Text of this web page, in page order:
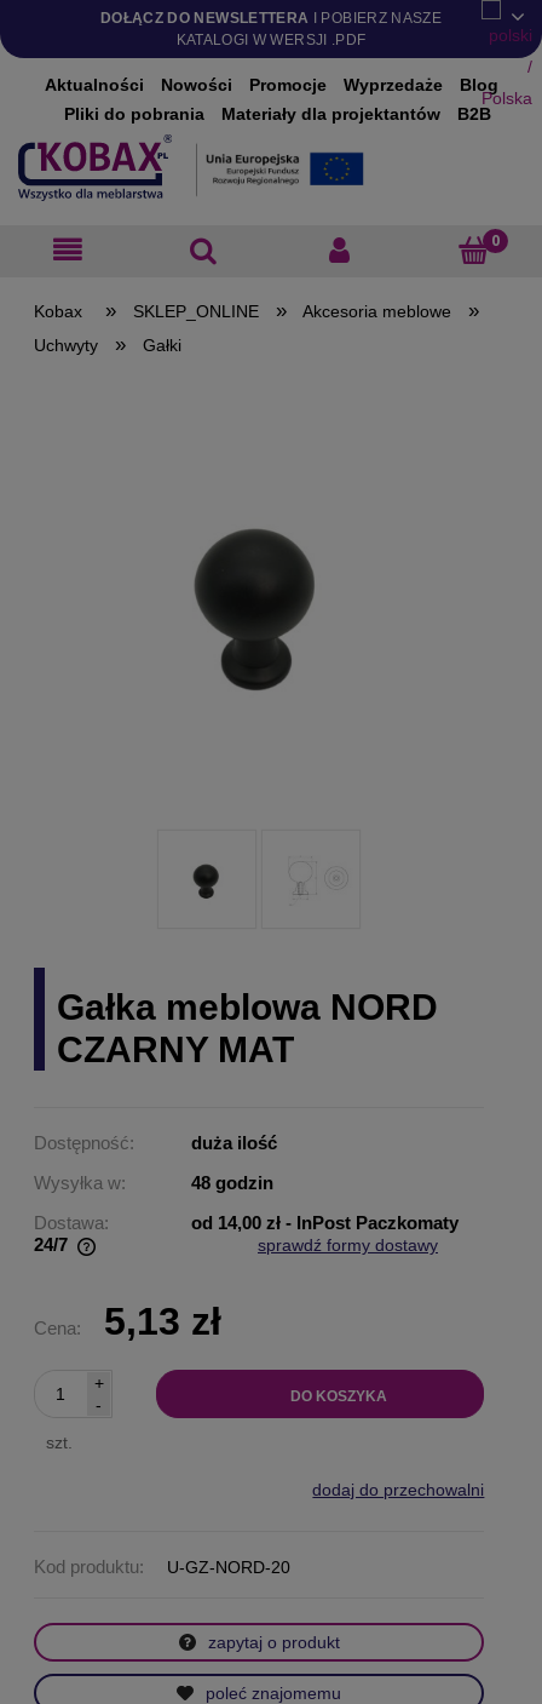
DOŁĄCZ DO NEWSLETTERA I POBIERZ NASZE
KATALOGI W WERSJI .PDF
Aktualności Nowości Promocje Wyprzedaże
Blog
Pliki do pobrania
Materiały dla projektantów B2B
» SKLEP_ONLINE » Akcesoria meblowe »
Uchwyty » Gałki
Gałka meblowa NORD
CZARNY MAT
Dostępność:
duża ilość
Wysyłka w:
48 godzin
Dostawa:
od 14,00 zł - InPost Paczkomaty
24/7
sprawdź formy dostawy
Cena: 5,13 zł
-
+
szt.
DO KOSZYKA
dodaj do przechowalni
Kod produktu: U-GZ-NORD-20
zapytaj o produkt
poleć znajomemu